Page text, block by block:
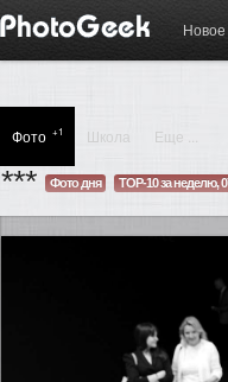
Новое
Фото +1 Школа Еще ...
*** Фото дня TOP-10 за неделю,